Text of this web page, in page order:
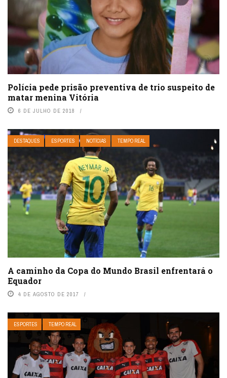
Polícia pede prisão preventiva de trio suspeito de
matar menina Vitória
6 DE JULHO DE 2018
DESTAQUES ESPORTES NOTÍCIAS TEMPO REAL
A caminho da Copa do Mundo Brasil enfrentará o
Equador
4 DE AGOSTO DE 2017
ESPORTES TEMPO REAL